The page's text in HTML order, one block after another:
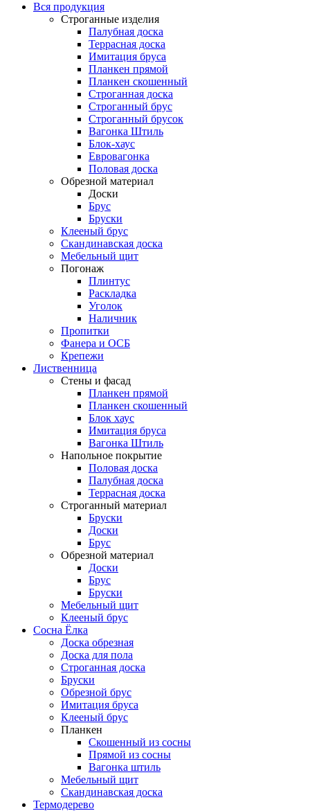
Вся продукция
Строганные изделия
Палубная доска
Террасная доска
Имитация бруса
Планкен прямой
Планкен скошенный
Строганная доска
Строганный брус
Строганный брусок
Вагонка Штиль
Блок-хаус
Евровагонка
Половая доска
Обрезной материал
Доски
Брус
Бруски
Клееный брус
Скандинавская доска
Мебельный щит
Погонаж
Плинтус
Раскладка
Уголок
Наличник
Пропитки
Фанера и ОСБ
Крепежи
Лиственница
Стены и фасад
Планкен прямой
Планкен скошенный
Блок хаус
Имитация бруса
Вагонка Штиль
Напольное покрытие
Половая доска
Палубная доска
Террасная доска
Строганный материал
Бруски
Доски
Брус
Обрезной материал
Доски
Брус
Бруски
Мебельный щит
Клееный брус
Сосна Ёлка
Доска обрезная
Доска для пола
Строганная доска
Бруски
Обрезной брус
Имитация бруса
Клееный брус
Планкен
Скошенный из сосны
Прямой из сосны
Вагонка штиль
Мебельный щит
Скандинавская доска
Термодерево